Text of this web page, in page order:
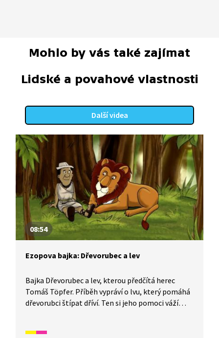
Mohlo by vás také zajímat
Lidské a povahové vlastnosti
Další videa
08:54
Ezopova bajka: Dřevorubec a lev
Bajka Dřevorubec a lev, kterou předčítá herec
Tomáš Töpfer. Příběh vypráví o lvu, který pomáhá
dřevorubci štípat dříví. Ten si jeho pomoci váží